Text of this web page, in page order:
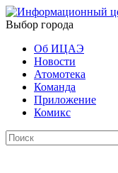
Выбор города
Об ИЦАЭ
Новости
Атомотека
Команда
Приложение
Комикс